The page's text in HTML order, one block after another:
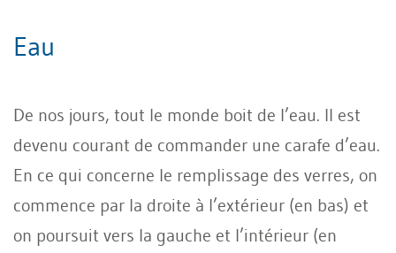
Eau
De nos jours, tout le monde boit de l’eau. Il est
devenu courant de commander une carafe d’eau.
En ce qui concerne le remplissage des verres, on
commence par la droite à l’extérieur (en bas) et
on poursuit vers la gauche et l’intérieur (en